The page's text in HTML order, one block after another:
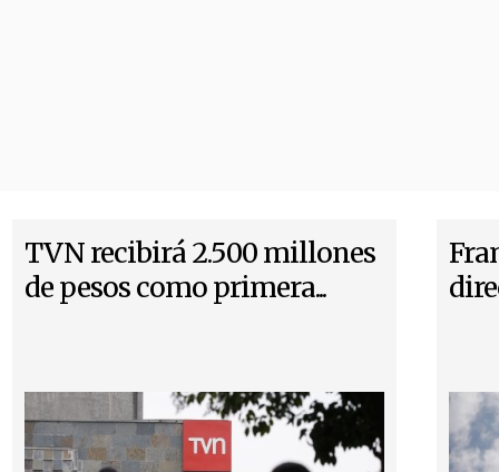
TVN recibirá 2.500 millones
de pesos como primera...